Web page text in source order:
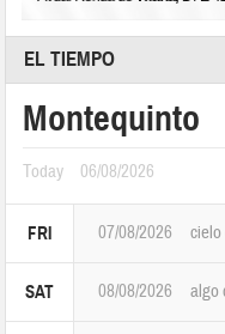
EL TIEMPO
Montequinto
Today 06/08/2026
FRI 07/08/2026 cielo
SAT 08/08/2026 algo